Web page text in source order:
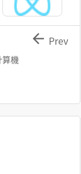
算機
 Prev